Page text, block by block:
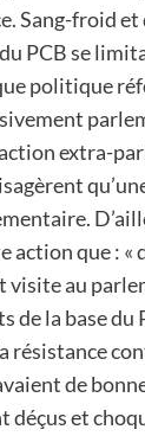
Sang-froid et
PCB se
politique
extra-
que : «
visite au
de la base du
résistance
de
déçus et